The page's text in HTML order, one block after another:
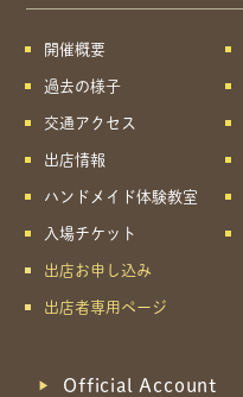
開催概要
過去の様子
交通アクセス
出店情報
ハンドメイド体験教室
入場チケット
出店お申し込み
出店者専用ページ
Official Account